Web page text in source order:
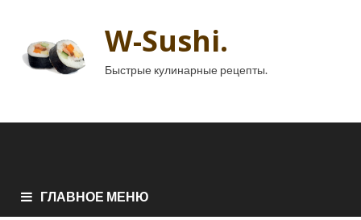
W-Sushi.
Быстрые кулинарные рецепты.
ГЛАВНОЕ МЕНЮ